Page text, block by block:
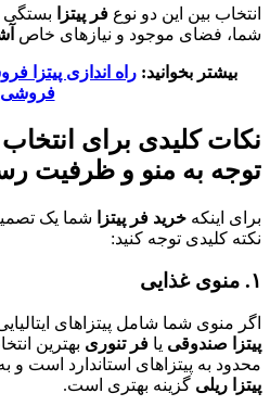
انتخاب بین این دو نوع فر پیتزا
بستگی
شما، فضای موجود و نیازهای خاص
بیشتر بخوانید: راه اندازی پیتزا
فروشی
نکات کلیدی برای انتخاب
توجه به منو و ظرفیت
برای اینکه خرید فر پیتزا
شما یک
نکته کلیدی توجه کنید:
۱. منوی غذایی
اگر منوی شما شامل پیتزاهای
پیتزا صندوقی یا فر تنوری بهترین
محدود به پیتزاهای استاندارد است
پیتزا ریلی گزینه بهتری است.